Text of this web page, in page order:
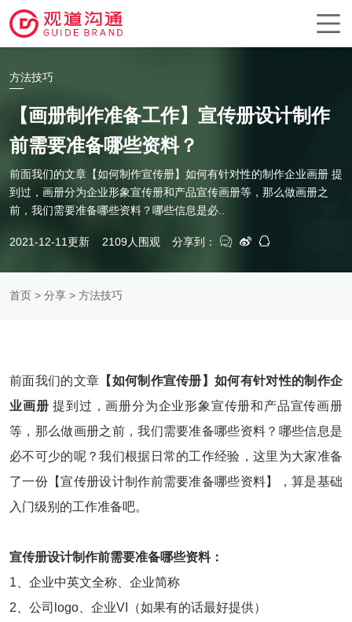
方法技巧
【画册制作准备工作】宣传册设计制作
前需要准备哪些资料？
前面我们的文章【如何制作宣传册】如何有针对性的制作企业画册 提
到过，画册分为企业形象宣传册和产品宣传画册等，那么做画册之
前，我们需要准备哪些资料？哪些信息是必..
2021-12-11更新 2109人围观 分享到：
首页 > 分享 > 方法技巧
前面我们的文章 【如何制作宣传册】如何有针对性的制作企
业画册 提到过，画册分为企业形象宣传册和产品宣传画册
等，那么做画册之前，我们需要准备哪些资料？哪些信息是
必不可少的呢？我们根据日常的工作经验，这里为大家准备
了一份【宣传册设计制作前需要准备哪些资料】，算是基础
入门级别的工作准备吧。
宣传册设计制作前需要准备哪些资料：
1、企业中英文全称、企业简称
2、 公司logo、企业VI（如果有的话最好提供）